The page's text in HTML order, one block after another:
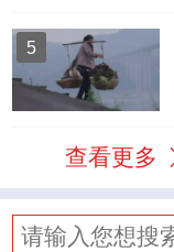
5
查看更多